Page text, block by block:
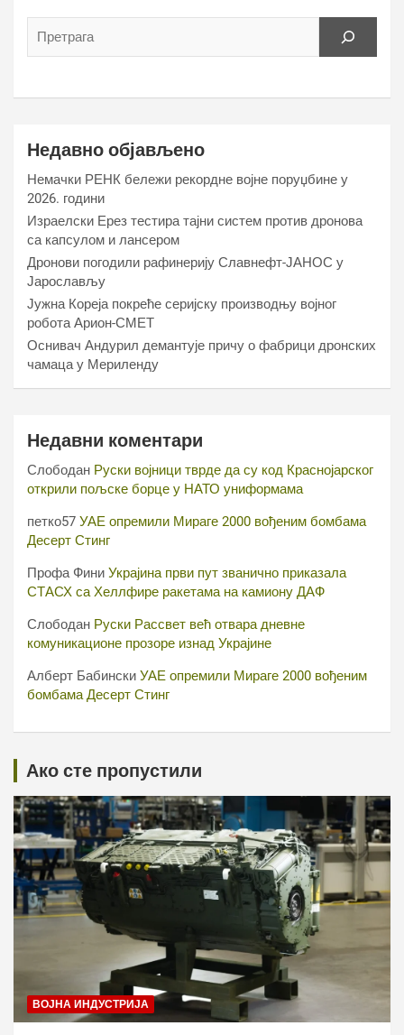
Недавно објављено
Немачки РЕНК бележи рекордне војне поруџбине у
2026. години
Израелски Ерез тестира тајни систем против дронова
са капсулом и лансером
Дронови погодили рафинерију Славнефт-ЈАНОС у
Јарослављу
Јужна Кореја покреће серијску производњу војног
робота Арион-СМЕТ
Оснивач Андурил демантује причу о фабрици дронских
чамаца у Мериленду
Недавни коментари
Слободан Руски војници тврде да су код Краснојарског
открили пољске борце у НАТО униформама
петко57 УАЕ опремили Мираге 2000 вођеним бомбама
Десерт Стинг
Профа Фини Украјина први пут званично приказала
СТАСХ са Хеллфире ракетама на камиону ДАФ
Слободан Руски Рассвет већ отвара дневне
комуникационе прозоре изнад Украјине
Алберт Бабински УАЕ опремили Мираге 2000 вођеним
бомбама Десерт Стинг
Ако сте пропустили
ВОЈНА ИНДУСТРИЈА